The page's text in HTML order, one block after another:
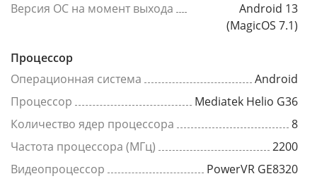
Версия ОС на момент выхода
Android 13
(MagicOS 7.1)
Процессор
Операционная система
Android
Процессор
Mediatek Helio G36
Количество ядер процессора
8
Частота процессора (МГц)
2200
Видеопроцессор
PowerVR GE8320